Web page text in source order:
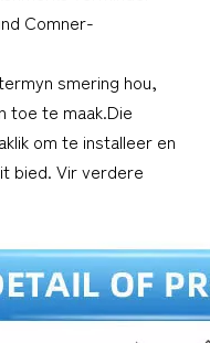
Comner-
smering hou,
toe te maak.Die
om te installeer en
bied. Vir verdere